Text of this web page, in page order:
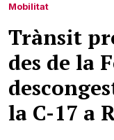
Mobilitat
Trànsit
des de la
la C-17 a